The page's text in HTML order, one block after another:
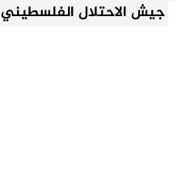
جيش الاحتلال الفلسطيني